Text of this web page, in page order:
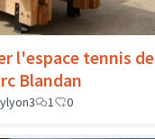
l'espace tennis de
Blandan
1 0